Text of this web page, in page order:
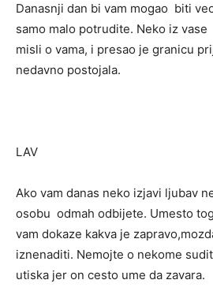
Danasnji dan bi vam mogao biti
samo malo potrudite. Neko iz
misli o vama, i presao je granicu
nedavno postojala.
LAV
Ako vam danas neko izjavi ljubav
osobu odmah odbijete. Umesto
vam dokaze kakva je
iznenaditi. Nemojte o nekome
utiska jer on cesto ume da zavara.